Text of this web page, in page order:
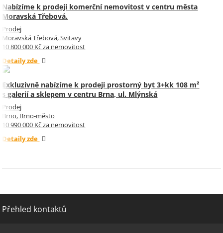
Nabízíme k prodeji komerční nemovitost v centru města
Moravská Třebová.
Prodej
Moravská Třebová, Svitavy
10 800 000 Kč za nemovitost
Detaily zde
Exkluzivně nabízíme k prodeji prostorný byt 3+kk 108 m²
s galerií a sklepem v centru Brna, ul. Mlýnská
Prodej
Brno, Brno-město
10 990 000 Kč za nemovitost
Detaily zde
Přehled kontaktů